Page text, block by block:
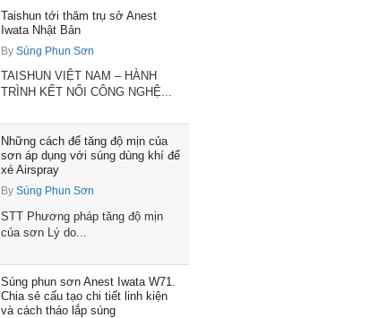
Taishun tới thăm trụ sở Anest
Iwata Nhật Bản
By Súng Phun Sơn
TAISHUN VIỆT NAM – HÀNH
TRÌNH KẾT NỐI CÔNG NGHỆ...
Những cách để tăng độ mịn của
sơn áp dụng với súng dùng khí để
xé Airspray
By Súng Phun Sơn
STT Phương pháp tăng độ mịn
của sơn Lý do...
Súng phun sơn Anest Iwata W71.
Chia sẻ cấu tạo chi tiết linh kiện
và cách tháo lắp súng